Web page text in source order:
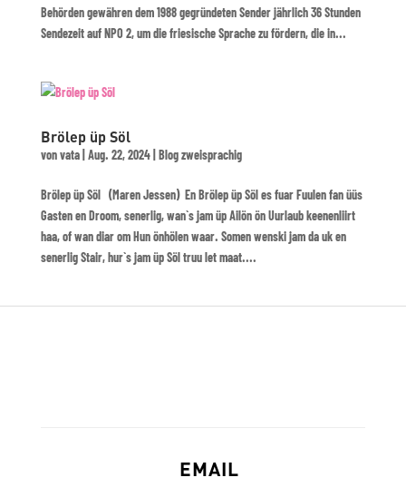
Behörden gewähren dem 1988 gegründeten Sender jährlich 36 Stunden
Sendezeit auf NPO 2, um die friesische Sprache zu fördern, die in...
Brölep üp Söl
vonvata| Aug. 22, 2024| Blog zweisprachig
Brölep üp Söl (Maren Jessen) En Brölep üp Söl es fuar Fuulen fan üüs
Gasten en Droom, senerlig, wan`s jam üp Ailön ön Uurlaub keenenliirt
haa, of wan diar om Hun önhölen waar. Somen wenski jam da uk en
senerlig Stair, hur`s jam üp Söl truu let maat....
EMAIL